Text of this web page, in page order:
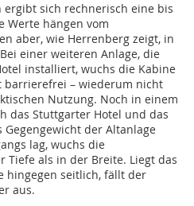
ergibt sich rechnerisch eine bis
Werte hängen vom
aber, wie Herrenberg zeigt, in
einer weiteren Anlage, die
installiert, wuchs die Kabine
barrierefrei – wiederum nicht
Nutzung. Noch in einem
das Stuttgarter Hotel und das
Gegengewicht der Altanlage
lag, wuchs die
Tiefe als in der Breite. Liegt das
hingegen seitlich, fällt der
aus.